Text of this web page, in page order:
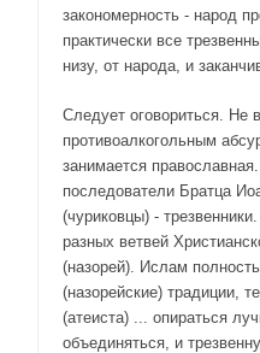
закономерность - народ
практически все
низу, от народа, и
Следует оговориться. Не
противоалкогольным
занимается
последователи Братца
(чуриковцы) -
разных ветвей
(назорей). Ислам
(назорейские) традиции,
(атеиста) ... опираться
объединяться, и